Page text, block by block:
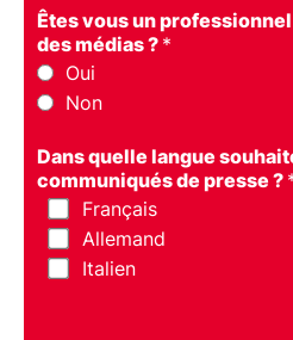
Êtes vous un
des médias ? *
Oui
Non
Dans quelle langue
communiqués de presse ?
Français
Allemand
Italien